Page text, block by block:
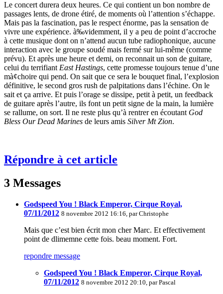
Le concert durera deux heures. Ce qui contient un bon nombre de
passages lents, de drone étiré, de moments où l’attention s’échappe.
Mais pas la fascination, pas le respect énorme, pas la sensation de
vivre une expérience. à‰videmment, il y a peu de point d’accroche
à cette musique dont on n’attend aucun tube radiophonique, aucune
interaction avec le groupe soudé mais fermé sur lui-même (comme
prévu). Et après une heure et demi, on reconnait un son de guitare,
celui du terrifiant East Hastings, cette promesse toujours tenue d’une
mà¢choire qui pend. On sait que ce sera le bouquet final, l’explosion
définitive, le second gros rush de palpitations dans l’échine. On le
sait et ça arrive. Et puis l’orage se dissipe, petit à petit, un feedback
de guitare après l’autre, ils font un petit signe de la main, la lumière
se rallume, on sort. Il ne reste plus qu’à rentrer en écoutant God
Bless Our Dead Marines de leurs amis Silver Mt Zion.
Répondre à cet article
3 Messages
Godspeed You ! Black Emperor, Cirque Royal,
07/11/2012 8 novembre 2012 16:16, parChristophe
Mais que c’est bien écrit mon cher Marc. Et effectivement
point de dlimemne cette fois. beau moment. Fort.
repondre message
Godspeed You ! Black Emperor, Cirque Royal,
07/11/2012 8 novembre 2012 20:10, parPascal